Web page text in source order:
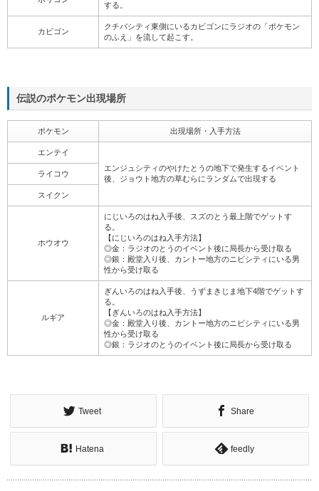
する。
カビゴン
クチバシティ東側にいるカビゴンにラジオの「ポケモン
のふえ」を流して起こす。
伝説のポケモン出現場所
ポケモン 出現場所・入手方法
エンテイ
エンジュシティのやけたとうの地下で発生するイベント
後、ジョウト地方の草むらにランダムで出現する
ライコウ
スイクン
ホウオウ
にじいろのはね入手後、スズのとう最上階でゲットす
る。
【にじいろのはね入手方法】
◎金：ラジオのとうのイベント後に局長から受け取る
◎銀：殿堂入り後、カントー地方のニビシティにいる男
性から受け取る
ルギア
ぎんいろのはね入手後、うずまきじま地下4階でゲットす
る。
【ぎんいろのはね入手方法】
◎金：殿堂入り後、カントー地方のニビシティにいる男
性から受け取る
◎銀：ラジオのとうのイベント後に局長から受け取る
Tweet Share
Hatena feedly